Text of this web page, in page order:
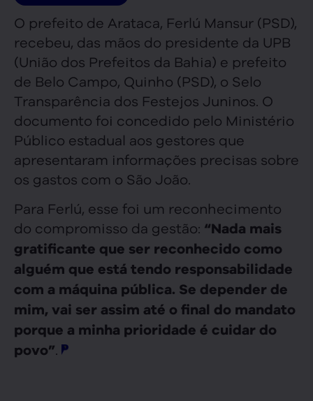
O prefeito de Arataca, Ferlú Mansur (PSD),
recebeu, das mãos do presidente da UPB
(União dos Prefeitos da Bahia) e prefeito
de Belo Campo, Quinho (PSD), o Selo
Transparência dos Festejos Juninos. O
documento foi concedido pelo Ministério
Público estadual aos gestores que
apresentaram informações precisas sobre
os gastos com o São João.
Para Ferlú, esse foi um reconhecimento
do compromisso da gestão: “Nada mais
gratificante que ser reconhecido como
alguém que está tendo responsabilidade
com a máquina pública. Se depender de
mim, vai ser assim até o final do mandato
porque a minha prioridade é cuidar do
povo”.